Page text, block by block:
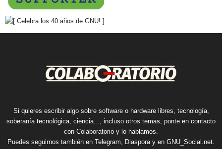
Si quieres escribir algo sobre software o hardware libres, tecnología,
soberanía tecnológica, ciencia..., incluso otros temas, ponte en contacto
con Colaboratorio y lo hablamos.
Puedes seguirnos también en Telegram, Diasporay en GNU_Social.net.